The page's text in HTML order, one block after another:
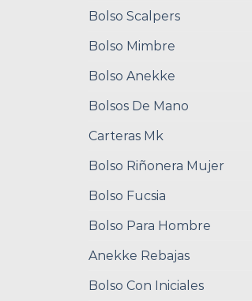
Bolso Scalpers
Bolso Mimbre
Bolso Anekke
Bolsos De Mano
Carteras Mk
Bolso Riñonera Mujer
Bolso Fucsia
Bolso Para Hombre
Anekke Rebajas
Bolso Con Iniciales